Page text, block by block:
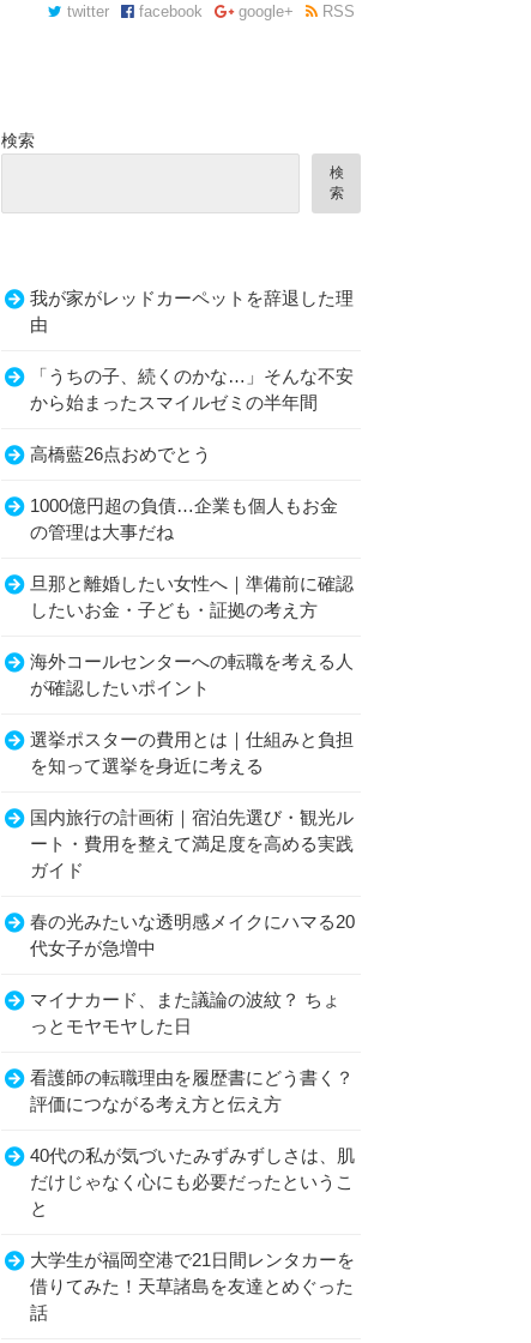
twitter facebook google+ RSS
検索
検
索
我が家がレッドカーペットを辞退した理
由
「うちの子、続くのかな…」そんな不安
から始まったスマイルゼミの半年間
高橋藍26点おめでとう
1000億円超の負債…企業も個人もお金
の管理は大事だね
旦那と離婚したい女性へ｜準備前に確認
したいお金・子ども・証拠の考え方
海外コールセンターへの転職を考える人
が確認したいポイント
選挙ポスターの費用とは｜仕組みと負担
を知って選挙を身近に考える
国内旅行の計画術｜宿泊先選び・観光ル
ート・費用を整えて満足度を高める実践
ガイド
春の光みたいな透明感メイクにハマる20
代女子が急増中
マイナカード、また議論の波紋？ ちょ
っとモヤモヤした日
看護師の転職理由を履歴書にどう書く？
評価につながる考え方と伝え方
40代の私が気づいたみずみずしさは、肌
だけじゃなく心にも必要だったというこ
と
大学生が福岡空港で21日間レンタカーを
借りてみた！天草諸島を友達とめぐった
話